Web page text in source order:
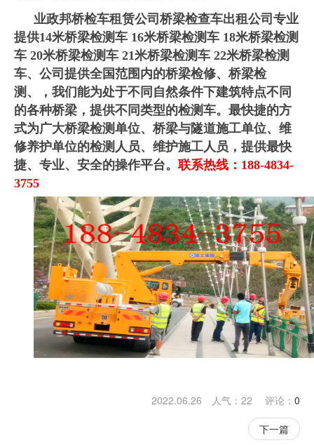
业政邦桥检车租赁公司桥梁检查车出租公司专业
提供14米桥梁检测车 16米桥梁检测车 18米桥梁检测
车 20米桥梁检测车 21米桥梁检测车 22米桥梁检测
车、公司提供全国范围内的桥梁检修、桥梁检
测、，我们能为处于不同自然条件下建筑特点不同
的各种桥梁，提供不同类型的检测车。最快捷的方
式为广大桥梁检测单位、桥梁与隧道施工单位、维
修养护单位的检测人员、维护施工人员，提供最快
捷、专业、安全的操作平台。 联系热线：188-4834-
3755
2022.06.26 人气： 22 评论： 0
下一篇